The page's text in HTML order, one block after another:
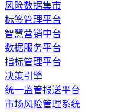
风险数据集市
标签管理平台
智慧营销中台
数据服务平台
指标管理平台
决策引擎
统一监管报送平台
市场风险管理系统